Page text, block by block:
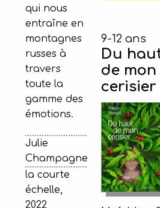
qui nous
entraîne en
montagnes
russes à
travers
toute la
gamme des
émotions.
Julie
Champagne
la courte
échelle,
2022
9-12 ans
Du
de mon
cerisier